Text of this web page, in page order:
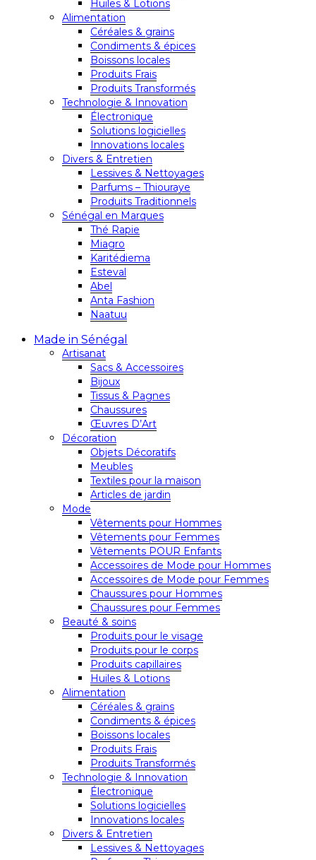
Huiles & Lotions
Alimentation
Céréales & grains
Condiments & épices
Boissons locales
Produits Frais
Produits Transformés
Technologie & Innovation
Électronique
Solutions logicielles
Innovations locales
Divers & Entretien
Lessives & Nettoyages
Parfums – Thiouraye
Produits Traditionnels
Sénégal en Marques
Thé Rapie
Miagro
Karitédiema
Esteval
Abel
Anta Fashion
Naatuu
Made in Sénégal
Artisanat
Sacs & Accessoires
Bijoux
Tissus & Pagnes
Chaussures
Œuvres D’Art
Décoration
Objets Décoratifs
Meubles
Textiles pour la maison
Articles de jardin
Mode
Vêtements pour Hommes
Vêtements pour Femmes
Vêtements POUR Enfants
Accessoires de Mode pour Hommes
Accessoires de Mode pour Femmes
Chaussures pour Hommes
Chaussures pour Femmes
Beauté & soins
Produits pour le visage
Produits pour le corps
Produits capillaires
Huiles & Lotions
Alimentation
Céréales & grains
Condiments & épices
Boissons locales
Produits Frais
Produits Transformés
Technologie & Innovation
Électronique
Solutions logicielles
Innovations locales
Divers & Entretien
Lessives & Nettoyages